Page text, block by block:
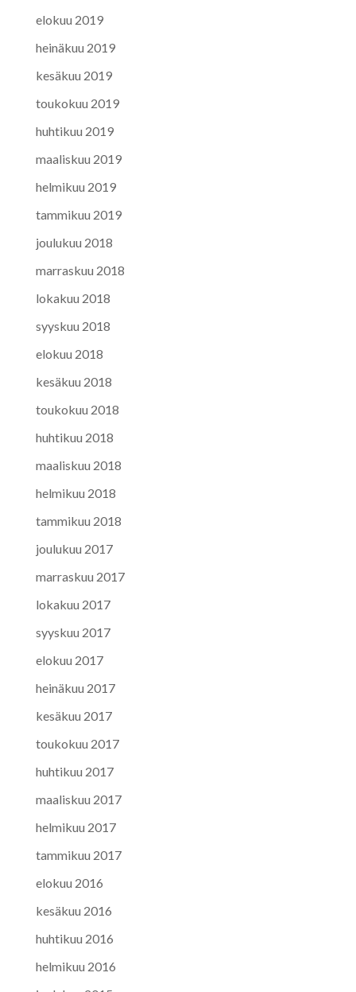
elokuu 2019
heinäkuu 2019
kesäkuu 2019
toukokuu 2019
huhtikuu 2019
maaliskuu 2019
helmikuu 2019
tammikuu 2019
joulukuu 2018
marraskuu 2018
lokakuu 2018
syyskuu 2018
elokuu 2018
kesäkuu 2018
toukokuu 2018
huhtikuu 2018
maaliskuu 2018
helmikuu 2018
tammikuu 2018
joulukuu 2017
marraskuu 2017
lokakuu 2017
syyskuu 2017
elokuu 2017
heinäkuu 2017
kesäkuu 2017
toukokuu 2017
huhtikuu 2017
maaliskuu 2017
helmikuu 2017
tammikuu 2017
elokuu 2016
kesäkuu 2016
huhtikuu 2016
helmikuu 2016